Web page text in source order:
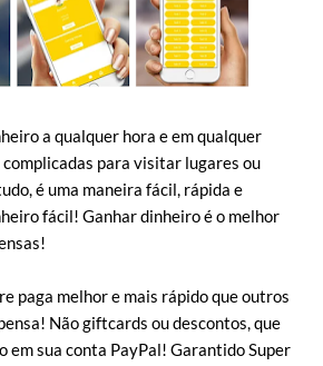
a qualquer hora e em qualquer
complicadas para visitar lugares ou
é uma maneira fácil, rápida e
fácil! Ganhar dinheiro é o melhor
paga melhor e mais rápido que outros
Não giftcards ou descontos, que
em sua conta PayPal! Garantido Super